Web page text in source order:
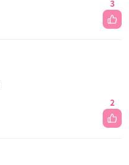
3
2